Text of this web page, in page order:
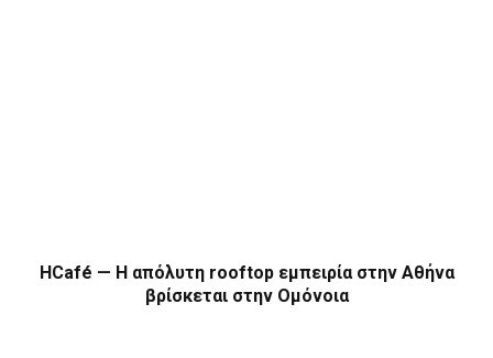
HCafé — Η απόλυτη rooftop εμπειρία στην Αθήνα
βρίσκεται στην Ομόνοια